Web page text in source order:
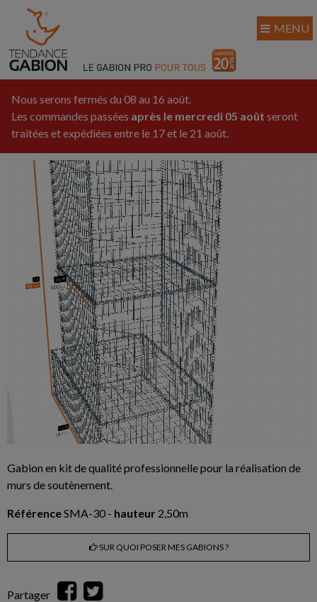
Nous serons fermés du 08 au 16 août.
Les commandes passées après le mercredi 05 août seront
traitées et expédiées entre le 17 et le 21 août.
Gabion en kit de qualité professionnelle pour la réalisation de
murs de soutènement.
RéférenceSMA-30 - hauteur 2,50m
SUR QUOI POSER MES GABIONS ?
Partager
MENU